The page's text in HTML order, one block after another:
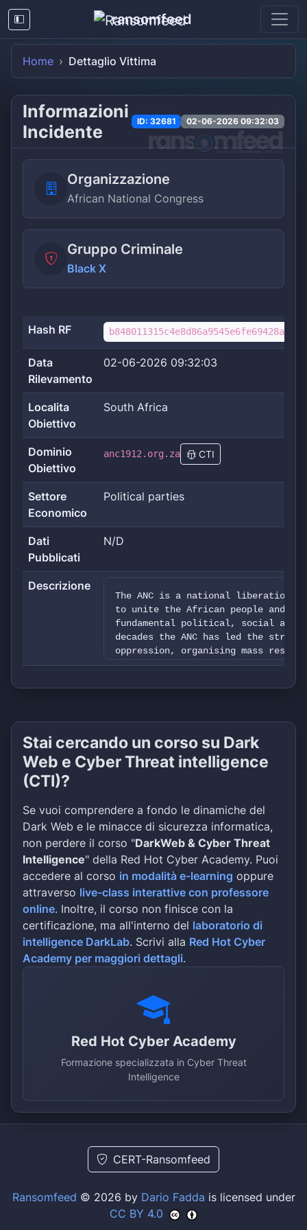
ransomfeed
Home Dettaglio Vittima
Informazioni
Incidente
ID: 32681 02-06-2026 09:32:03
Organizzazione
African National Congress
Gruppo Criminale
Black X
Hash RF
Data
Rilevamento
02-06-2026 09:32:03
Localita
Obiettivo
South Africa
Dominio
Obiettivo
anc1912.org.za CTI
Settore
Economico
Political parties
Dati
Pubblicati
N/D
Descrizione
The ANC is a national liberation
to unite the African people and
fundamental political, social and
decades the ANC has led the
oppression, organising mass
international community and
breakthrough in the 1994
Africa. The new Constitution was
increased mandate. The policies
membership and its leadership is
membership.&nbsp; Membership of
Stai cercando un corso su Dark
Web e Cyber Threat intelligence
(CTI)?
Se vuoi comprendere a fondo le dinamiche del
Dark Web e le minacce di sicurezza informatica,
non perdere il corso "DarkWeb & Cyber Threat
Intelligence" della Red Hot Cyber Academy. Puoi
accedere al corso in modalità e-learning oppure
attraverso live-class interattive con professore
online. Inoltre, il corso non finisce con la
certificazione, ma all'interno del laboratorio di
intelligence DarkLab. Scrivi alla Red Hot Cyber
Academy per maggiori dettagli.
Red Hot Cyber Academy
Formazione specializzata in Cyber Threat
Intelligence
CERT-Ransomfeed
Ransomfeed © 2026 by Dario Fadda is licensed under
CC BY 4.0